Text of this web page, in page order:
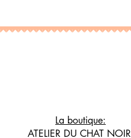
La boutique:
ATELIER DU CHAT NOIR